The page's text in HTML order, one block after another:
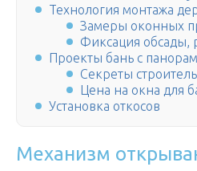
Технология монтажа
Замеры оконных
Фиксация обсады,
Проекты бань с
Секреты
Цена на окна для
Установка откосов
Механизм